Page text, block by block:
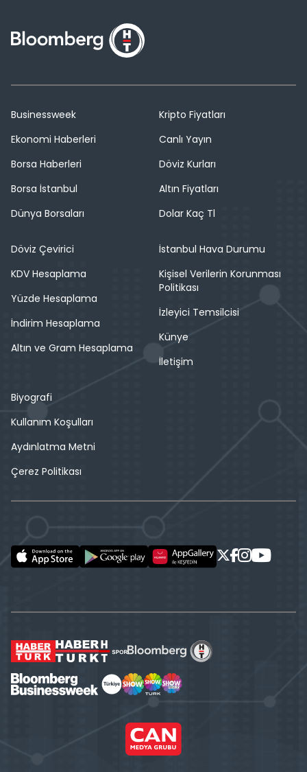
Businessweek
Ekonomi Haberleri
Borsa Haberleri
Borsa İstanbul
Dünya Borsaları
Kripto Fiyatları
Canlı Yayın
Döviz Kurları
Altın Fiyatları
Dolar Kaç Tl
Döviz Çevirici
KDV Hesaplama
Yüzde Hesaplama
İndirim Hesaplama
Altın ve Gram Hesaplama
İstanbul Hava Durumu
Kişisel Verilerin Korunması
Politikası
İzleyici Temsilcisi
Künye
İletişim
Biyografi
Kullanım Koşulları
Aydınlatma Metni
Çerez Politikası